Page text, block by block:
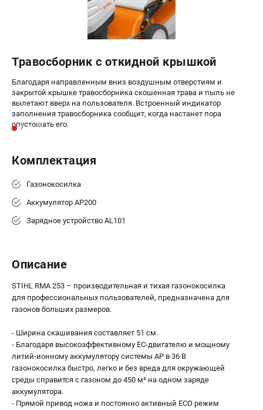
Травосборник с откидной крышкой
Благодаря направленным вниз воздушным отверстиям и
закрытой крышке травосборника скошенная трава и пыль не
вылетают вверх на пользователя. Встроенный индикатор
заполнения травосборника сообщит, когда настанет пора
опустошать его.
Комплектация
Газонокосилка
Аккумулятор AP200
Зарядное устройство AL101
Описание
STIHL RMA 253 – производительная и тихая газонокосилка
для профессиональных пользователей, предназначена для
газонов больших размеров.
- Ширина скашивания составляет 51 см.
- Благодаря высокоэффективному EC-двигателю и мощному
литий-ионному аккумулятору системы АP в 36 В
газонокосилка быстро, легко и без вреда для окружающей
среды справится с газоном до 450 м² на одном заряде
аккумулятора.
- Прямой привод ножа и постоянно активный ECO режим